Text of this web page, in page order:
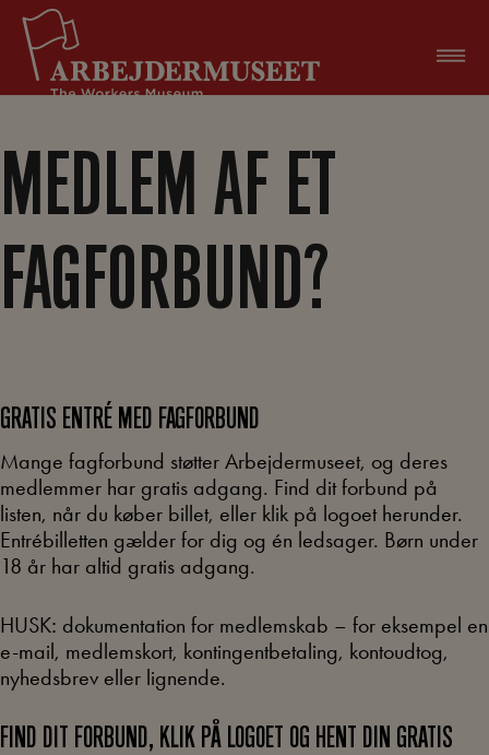
Hop
indholdet
MEDLEM AF ET
FAGFORBUND?
GRATIS ENTRÉ MED FAGFORBUND
Mange fagforbund støtter Arbejdermuseet, og deres
medlemmer har gratis adgang. Find dit forbund på
listen, når du køber billet, eller klik på logoet herunder.
Entrébilletten gælder for dig og én ledsager. Børn under
18 år har altid gratis adgang.
HUSK: dokumentation for medlemskab – for eksempel en
e-mail, medlemskort, kontingentbetaling, kontoudtog,
nyhedsbrev eller lignende.
FIND DIT FORBUND, KLIK PÅ LOGOET OG HENT DIN GRATIS